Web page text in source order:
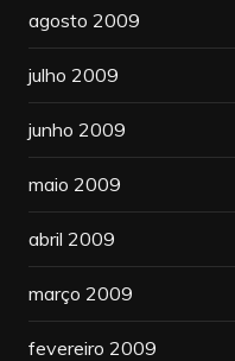
agosto 2009
julho 2009
junho 2009
maio 2009
abril 2009
março 2009
fevereiro 2009